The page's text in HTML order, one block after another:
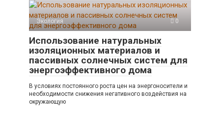
Экология 0
Использование натуральных
изоляционных материалов и
пассивных солнечных систем для
энергоэффективного дома
В условиях постоянного роста цен на энергоносители и
необходимости снижения негативного воздействия на
окружающую